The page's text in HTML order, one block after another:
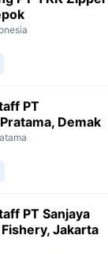
PT
Demak
PT Sanjaya
Jakarta